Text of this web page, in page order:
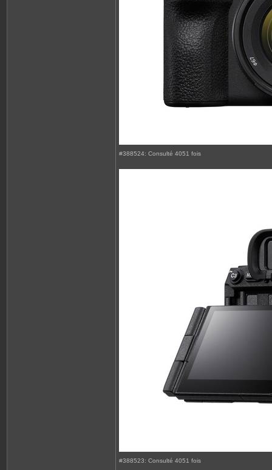
#388524: Consulté 4051 fois
#388523: Consulté 4051 fois